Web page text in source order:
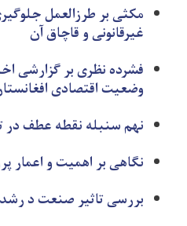
مکثی بر طرزالعمل
غیرقانونی و قاچاق آن
فشرده نظری بر گزارشی
وضعیت اقتصادی
نهم سنبله نقطه‌ عطف در
نگاهی بر اهمیت و اعمار
بررسی تاثیر صنعت د